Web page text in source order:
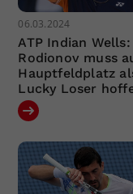
06.03.2024
ATP Indian Wells:
Rodionov muss
Hauptfeldplatz
Lucky Loser